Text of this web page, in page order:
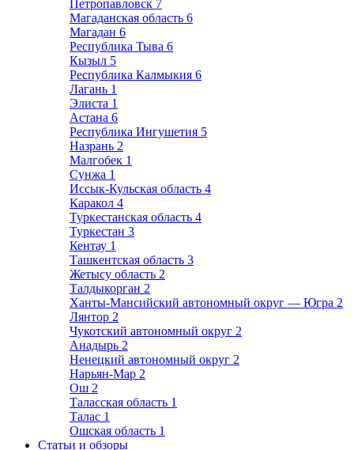
Петропавловск 7
Магаданская область 6
Магадан 6
Республика Тыва 6
Кызыл 5
Республика Калмыкия 6
Лагань 1
Элиста 1
Астана 6
Республика Ингушетия 5
Назрань 2
Малгобек 1
Сунжа 1
Иссык-Кульская область 4
Каракол 4
Туркестанская область 4
Туркестан 3
Кентау 1
Ташкентская область 3
Жетысу область 2
Талдыкорган 2
Ханты-Мансийский автономный округ — Югра 2
Лянтор 2
Чукотский автономный округ 2
Анадырь 2
Ненецкий автономный округ 2
Нарьян-Мар 2
Ош 2
Таласская область 1
Талас 1
Ошская область 1
Статьи и обзоры